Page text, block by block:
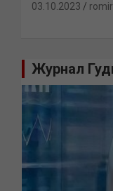
03.10.2023
Журнал